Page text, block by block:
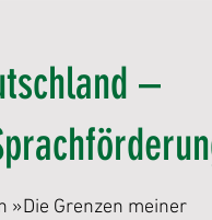
–
»Die Grenzen meiner